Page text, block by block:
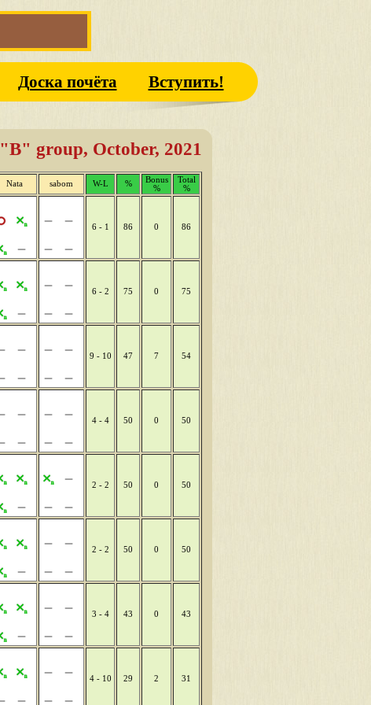
Доска почёта Вступить!
"B" group, October, 2021
Nata sabom W-L %
Bonus
%
Total
%
6 - 1 86 0 86
6 - 2 75 0 75
9 - 10 47 7 54
4 - 4 50 0 50
2 - 2 50 0 50
2 - 2 50 0 50
3 - 4 43 0 43
4 - 10 29 2 31